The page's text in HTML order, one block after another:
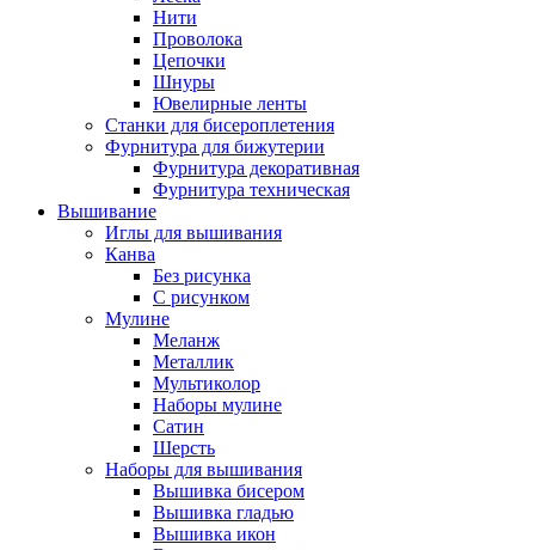
Нити
Проволока
Цепочки
Шнуры
Ювелирные ленты
Станки для бисероплетения
Фурнитура для бижутерии
Фурнитура декоративная
Фурнитура техническая
Вышивание
Иглы для вышивания
Канва
Без рисунка
С рисунком
Мулине
Меланж
Металлик
Мультиколор
Наборы мулине
Сатин
Шерсть
Наборы для вышивания
Вышивка бисером
Вышивка гладью
Вышивка икон